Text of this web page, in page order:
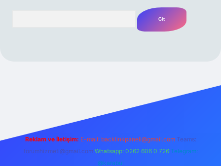
m elexbet
Reklam ve İletişim: E-mail: backlinkpaneli@gmail.com Teams:
forumhizmeti@gmail.com Whatsapp: 0262 606 0 726 Telegram:
@karabul